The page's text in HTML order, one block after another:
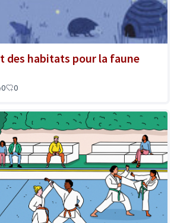
des habitats pour la faune
0 0